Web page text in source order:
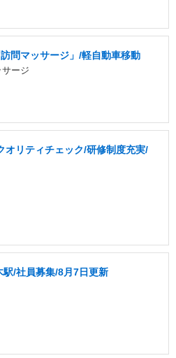
問マッサージ」/軽自動車移動
ージ
オリティチェック/研修制度充実/
駅/社員募集/8月7日更新